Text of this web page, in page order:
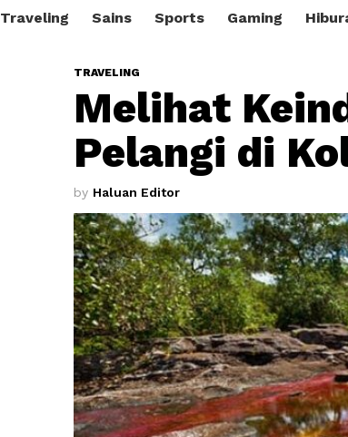
Traveling Sains Sports Gaming
TRAVELING
Melihat
Pelangi di
by Haluan Editor